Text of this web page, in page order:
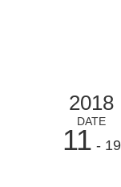
2018
DATE
11 - 19